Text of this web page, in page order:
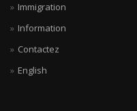
Immigration
Information
Contactez
English